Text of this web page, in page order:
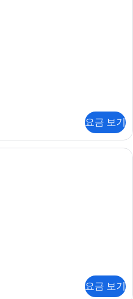
요금 보기
스위트 (Prime Minister) | 고급 침구,
요금 보기